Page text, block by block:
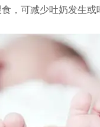
，可减少吐奶发生或